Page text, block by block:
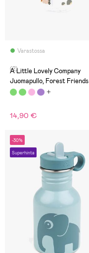
Varastossa
(2)
A Little Lovely Company
Juomapullo, Forest Friends
14,90 €
-30%
Superhinta